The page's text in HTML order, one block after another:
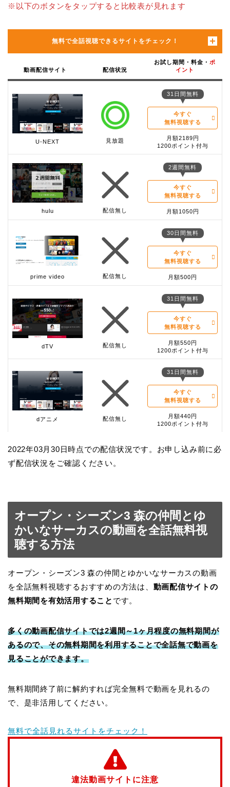
※以下のボタンをタップすると比較表が見れます
無料で全話視聴できるサイトをチェック！
動画配信サイト 配信状況
お試し期間・料金・ ポ
イント
U-NEXT 見放題
31日間無料
今すぐ
無料視聴する
月額2189円
1200ポイント付与
hulu 配信無し
2週間無料
今すぐ
無料視聴する
月額1050円
prime video 配信無し
30日間無料
今すぐ
無料視聴する
月額500円
dTV 配信無し
31日間無料
今すぐ
無料視聴する
月額550円
1200ポイント付与
dアニメ 配信無し
31日間無料
今すぐ
無料視聴する
月額440円
1200ポイント付与
2022年03月30日時点での配信状況です。お申し込み前に必
ず配信状況をご確認ください。
オープン・シーズン3 森の仲間とゆ
かいなサーカスの動画を全話無料視
聴する方法
オープン・シーズン3 森の仲間とゆかいなサーカスの動画
を全話無料視聴するおすすめの方法は、 動画配信サイトの
無料期間を有効活用すること です。
多くの動画配信サイトでは2週間～1ヶ月程度の無料期間が
あるので、その無料期間を利用することで全話無で動画を
見ることができます。
無料期間終了前に解約すれば完全無料で動画を見れるの
で、是非活用してください。
無料で全話見れるサイトをチェック！
違法動画サイトに注意